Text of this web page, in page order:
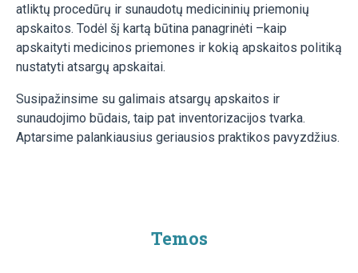
atliktų procedūrų ir sunaudotų medicininių priemonių
apskaitos. Todėl šį kartą būtina panagrinėti –kaip
apskaityti medicinos priemones ir kokią apskaitos politiką
nustatyti atsargų apskaitai.
Susipažinsime su galimais atsargų apskaitos ir
sunaudojimo būdais, taip pat inventorizacijos tvarka.
Aptarsime palankiausius geriausios praktikos pavyzdžius.
Temos